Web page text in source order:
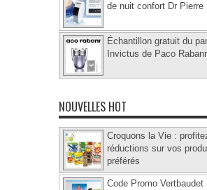
de nuit confort Dr Pierre
Échantillon gratuit du
Invictus de Paco
NOUVELLES HOT
Croquons la Vie :
réductions sur vos
préférés
Code Promo Vertbaudet